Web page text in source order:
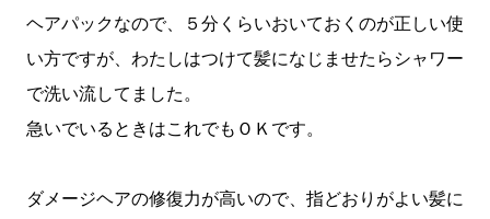
ヘアパックなので、５分くらいおいておくのが正しい使
い方ですが、わたしはつけて髪になじませたらシャワー
で洗い流してました。
急いでいるときはこれでもＯＫです。
ダメージヘアの修復力が高いので、指どおりがよい髪に